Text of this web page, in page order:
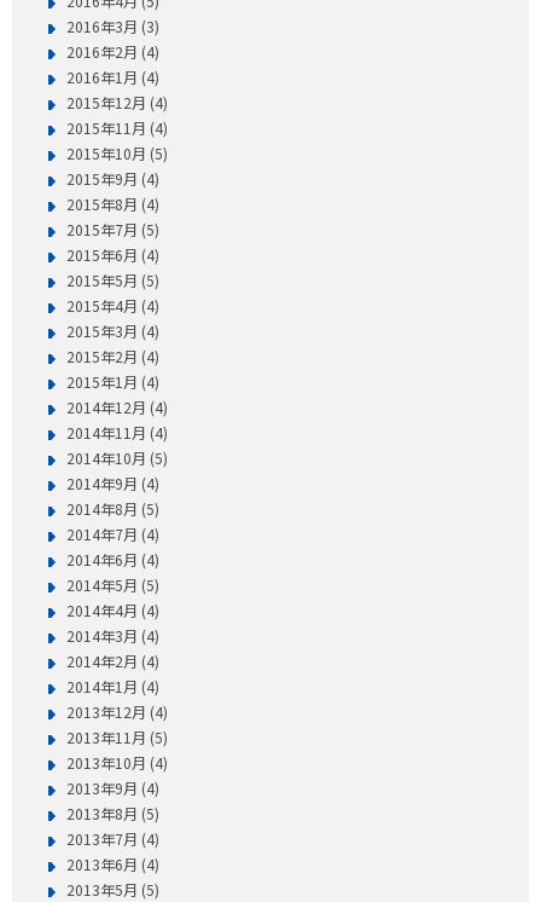
2016年3月 (3)
2016年2月 (4)
2016年1月 (4)
2015年12月 (4)
2015年11月 (4)
2015年10月 (5)
2015年9月 (4)
2015年8月 (4)
2015年7月 (5)
2015年6月 (4)
2015年5月 (5)
2015年4月 (4)
2015年3月 (4)
2015年2月 (4)
2015年1月 (4)
2014年12月 (4)
2014年11月 (4)
2014年10月 (5)
2014年9月 (4)
2014年8月 (5)
2014年7月 (4)
2014年6月 (4)
2014年5月 (5)
2014年4月 (4)
2014年3月 (4)
2014年2月 (4)
2014年1月 (4)
2013年12月 (4)
2013年11月 (5)
2013年10月 (4)
2013年9月 (4)
2013年8月 (5)
2013年7月 (4)
2013年6月 (4)
2013年5月 (5)